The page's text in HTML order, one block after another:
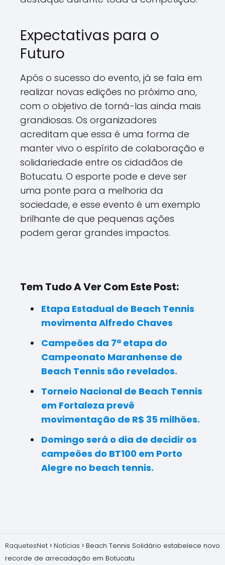
Expectativas para o
Futuro
Após o sucesso do evento, já se fala em
realizar novas edições no próximo ano,
com o objetivo de torná-las ainda mais
grandiosas. Os organizadores
acreditam que essa é uma forma de
manter vivo o espírito de colaboração e
solidariedade entre os cidadãos de
Botucatu. O esporte pode e deve ser
uma ponte para a melhoria da
sociedade, e esse evento é um exemplo
brilhante de que pequenas ações
podem gerar grandes impactos.
Tem Tudo A Ver Com Este Post:
Etapa Estadual de Beach Tennis
movimenta Alfredo Chaves
Campeões da 7ª etapa do
Campeonato Maranhense de
Beach Tennis são revelados.
Torneio Nacional de Beach Tennis
em Fortaleza prevê
movimentação de R$ 35 milhões.
Domingo será o dia de decidir os
campeões do BT100 em Porto
Alegre no beach tennis.
RaquetesNet Notícias
Beach Tennis Solidário estabelece novo
recorde de arrecadação em Botucatu